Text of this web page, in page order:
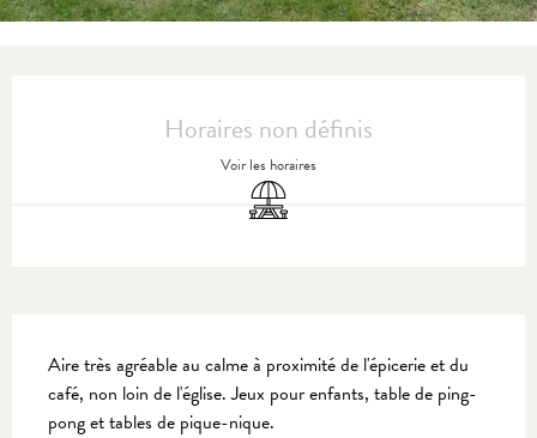
Horaires non définis
Voir les horaires
Aire de pique nique
Aire très agréable au calme à proximité de l'épicerie et du
café, non loin de l'église. Jeux pour enfants, table de ping-
pong et tables de pique-nique.